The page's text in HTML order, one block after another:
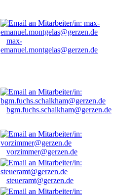
max-
emanuel.montgelas@gerzen.de
bgm.fuchs.schalkham@gerzen.de
vorzimmer@gerzen.de
steueramt@gerzen.de